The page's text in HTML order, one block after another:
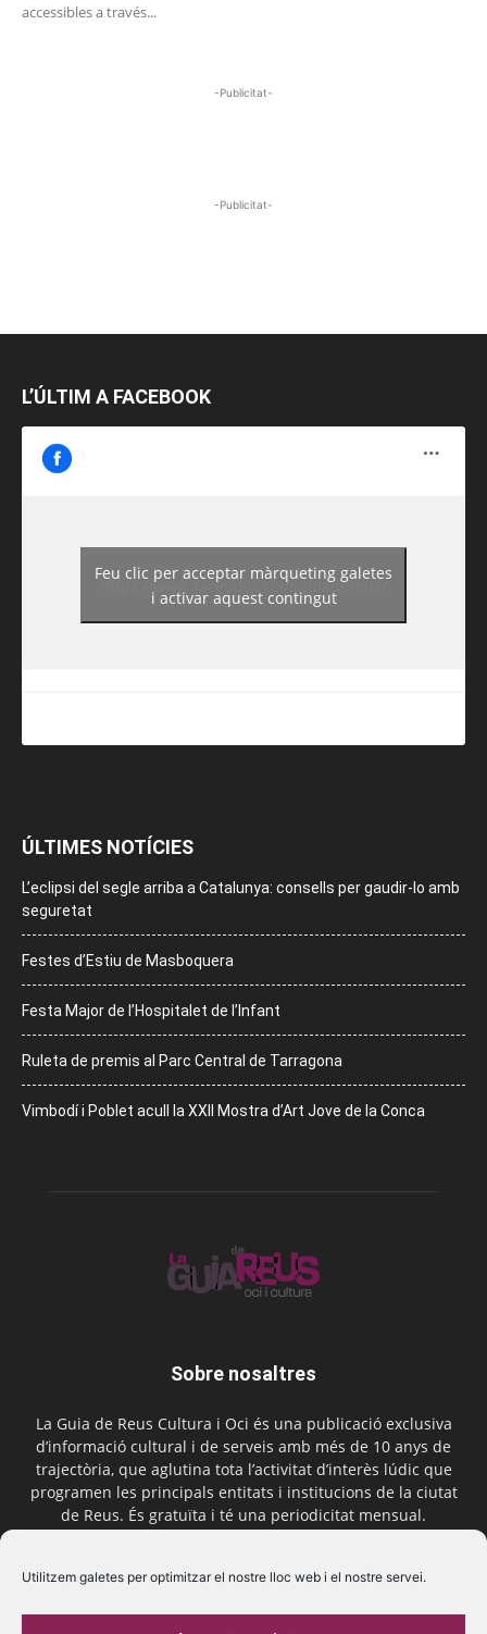
Utilitzem galetes per optimitzar el nostre lloc web i el nostre servei.
accessibles a través...
-Publicitat-
-Publicitat-
L’ÚLTIM A FACEBOOK
https://www.facebook.com/guiadereus/
Feu clic per acceptar màrqueting galetes
i activar aquest contingut
ÚLTIMES NOTÍCIES
L’eclipsi del segle arriba a Catalunya: consells per gaudir-lo amb
seguretat
Festes d’Estiu de Masboquera
Festa Major de l’Hospitalet de l’Infant
Ruleta de premis al Parc Central de Tarragona
Vimbodí i Poblet acull la XXII Mostra d’Art Jove de la Conca
Sobre nosaltres
La Guia de Reus Cultura i Oci és una publicació exclusiva
d’informació cultural i de serveis amb més de 10 anys de
trajectòria, que aglutina tota l’activitat d’interès lúdic que
programen les principals entitats i institucions de la ciutat
de Reus. És gratuïta i té una periodicitat mensual.